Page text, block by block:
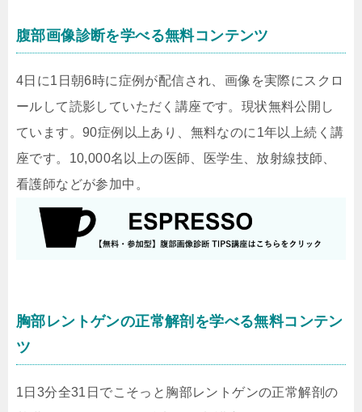
腹部画像診断を学べる無料コンテンツ
4日に1日朝6時に症例が配信され、画像を実際にスクロ
ールして読影していただく講座です。現状無料公開し
ています。90症例以上あり、無料なのに1年以上続く講
座です。10,000名以上の医師、医学生、放射線技師、
看護師などが参加中。
胸部レントゲンの正常解剖を学べる無料コンテン
ツ
1日3分全31日でこそっと胸部レントゲンの正常解剖の